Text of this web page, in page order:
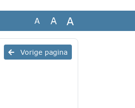
A A A
Vorige pagina